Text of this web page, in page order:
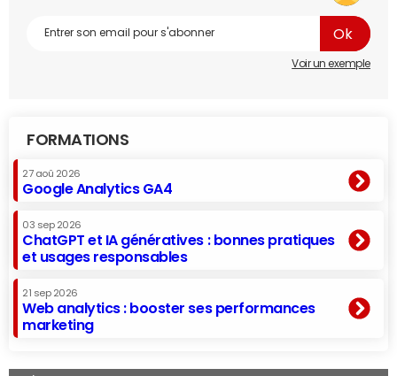
Voir un exemple
FORMATIONS
27 aoû 2026
Google Analytics GA4
03 sep 2026
ChatGPT et IA génératives : bonnes pratiques
et usages responsables
21 sep 2026
Web analytics : booster ses performances
marketing